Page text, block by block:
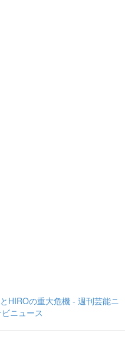
HIROの重大危機 - 週刊芸能ニ
ニュース